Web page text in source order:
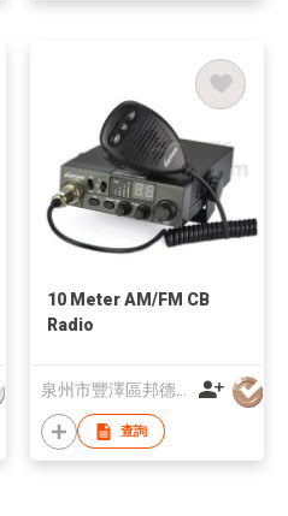
10 Meter AM/FM CB
Radio
泉州市豐澤區邦德通訊有限公司
查詢